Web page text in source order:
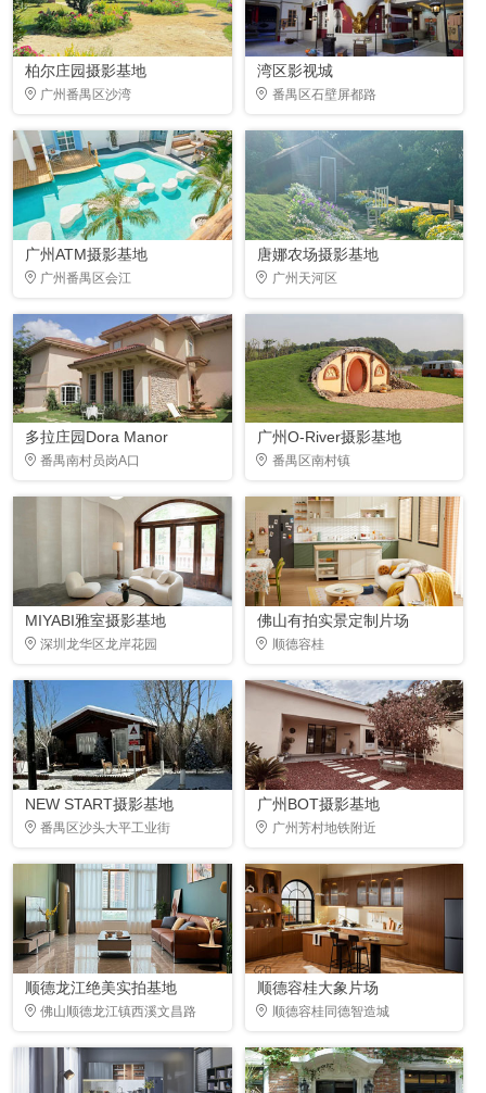
柏尔庄园摄影基地
广州番禺区沙湾
湾区影视城
番禺区石壁屏都路
广州ATM摄影基地
广州番禺区会江
唐娜农场摄影基地
广州天河区
多拉庄园Dora Manor
番禺南村员岗A口
广州O-River摄影基地
番禺区南村镇
MIYABI雅室摄影基地
深圳龙华区龙岸花园
佛山有拍实景定制片场
顺德容桂
NEW START摄影基地
番禺区沙头大平工业街
广州BOT摄影基地
广州芳村地铁附近
顺德龙江绝美实拍基地
佛山顺德龙江镇西溪文昌路
顺德容桂大象片场
顺德容桂同德智造城